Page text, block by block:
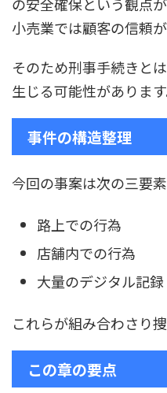
の安全確保という観点が
小売業では顧客の信頼が
そのため刑事手続きと
生じる可能性があります
事件の構造整理
今回の事案は次の三要
路上での行為
店舗内での行為
大量のデジタル記録
これらが組み合わさり
この章の要点